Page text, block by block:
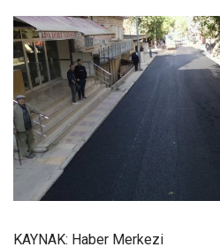
KAYNAK: Haber Merkezi